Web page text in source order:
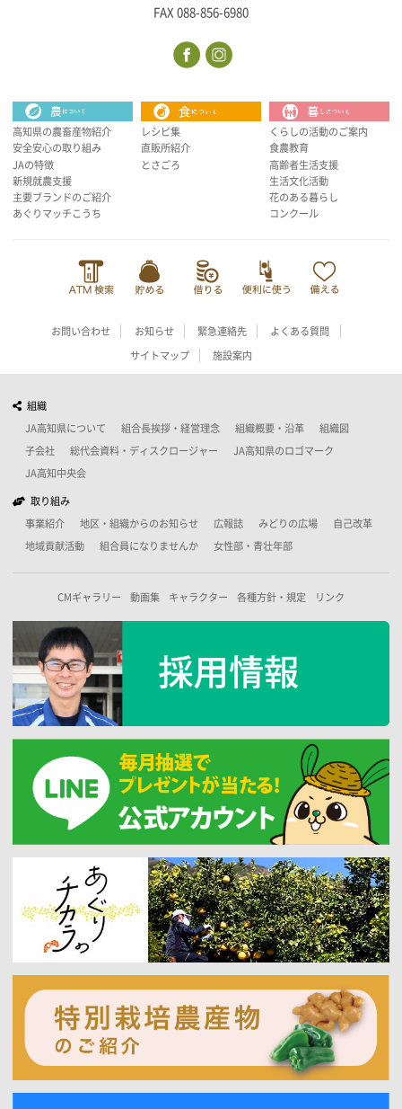
FAX 088-856-6980
高知県の農畜産物紹介
安全安心の取り組み
JAの特徴
新規就農支援
主要ブランドのご紹介
あぐりマッチこうち
レシピ集
直販所紹介
とさごろ
くらしの活動のご案内
食農教育
高齢者生活支援
生活文化活動
花のある暮らし
コンクール
お問い合わせ お知らせ 緊急連絡先 よくある質問
サイトマップ 施設案内
組織
JA高知県について 組合長挨拶・経営理念 組織概要・沿革 組織図
子会社 総代会資料・ディスクロージャー JA高知県のロゴマーク
JA高知中央会
取り組み
事業紹介 地区・組織からのお知らせ 広報誌 みどりの広場 自己改革
地域貢献活動 組合員になりませんか 女性部・青壮年部
CMギャラリー 動画集 キャラクター 各種方針・規定 リンク